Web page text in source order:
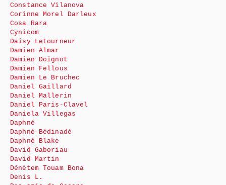
Constance Vilanova
Corinne Morel Darleux
Cosa Rara
Cynicom
Daisy Letourneur
Damien Almar
Damien Doignot
Damien Fellous
Damien Le Bruchec
Daniel Gaillard
Daniel Mallerin
Daniel Paris-Clavel
Daniela Villegas
Daphné
Daphné Bédinadé
Daphné Blake
David Gaboriau
David Martin
Dénètem Touam Bona
Denis L.